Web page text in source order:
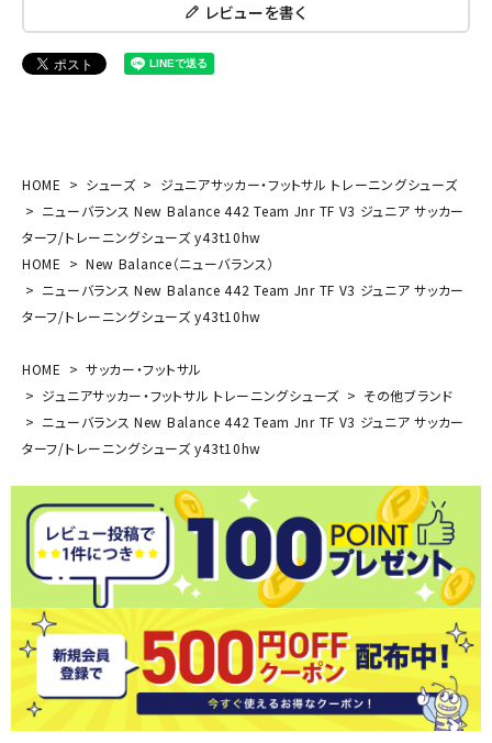
レビューを書く
HOME シューズ
ジュニアサッカー・フットサル トレーニングシューズ
ニューバランス New Balance 442 Team Jnr TF V3 ジュニア サッカー
ターフ/トレーニングシューズ y43t10hw
HOME
New Balance（ニューバランス）
ニューバランス New Balance 442 Team Jnr TF V3 ジュニア サッカー
ターフ/トレーニングシューズ y43t10hw
HOME
サッカー・フットサル
ジュニアサッカー・フットサル トレーニングシューズ
その他ブランド
ニューバランス New Balance 442 Team Jnr TF V3 ジュニア サッカー
ターフ/トレーニングシューズ y43t10hw